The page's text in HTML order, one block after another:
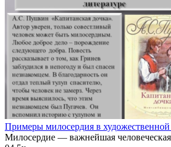
Примеры милосердия в художественной
Милосердие — важнейшая человеческая